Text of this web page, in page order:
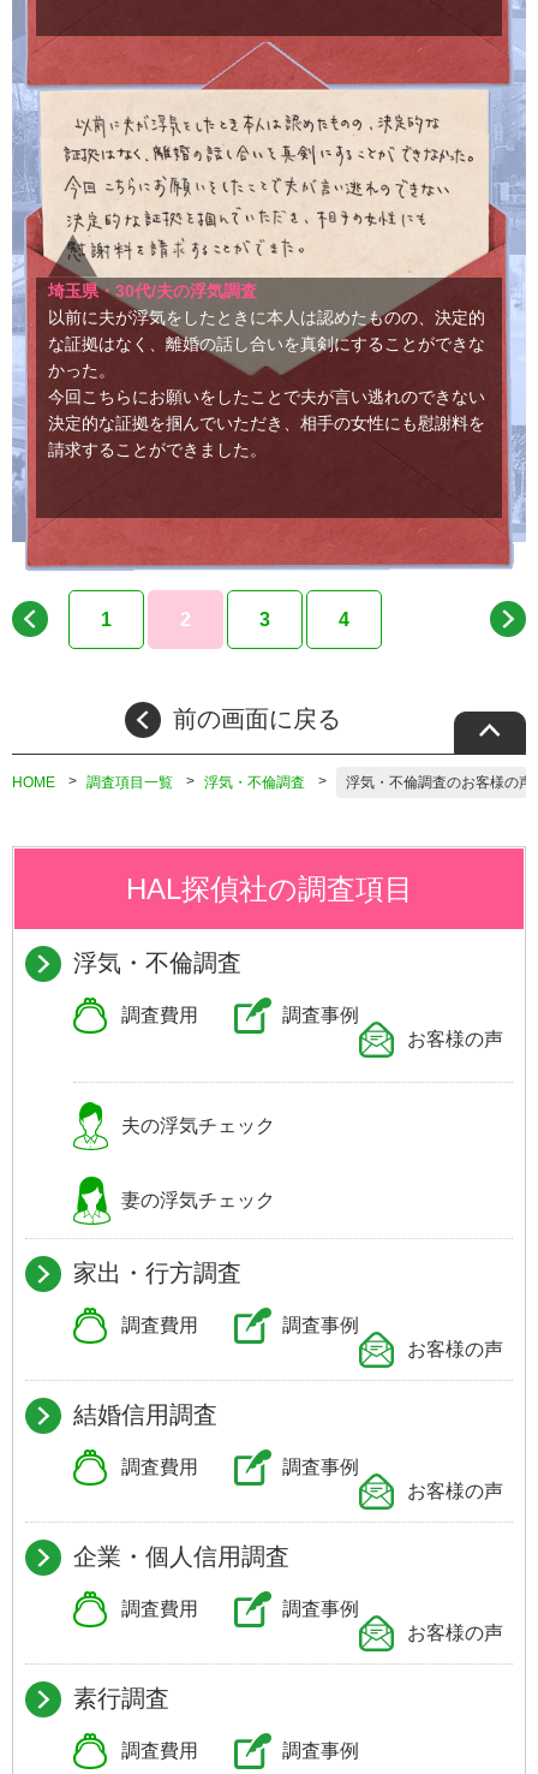
埼玉県・30代/夫の浮気調査
以前に夫が浮気をしたときに本人は認めたものの、決定的
な証拠はなく、離婚の話し合いを真剣にすることができな
かった。
今回こちらにお願いをしたことで夫が言い逃れのできない
決定的な証拠を掴んでいただき、相手の女性にも慰謝料を
請求することができました。
1 2 3 4
前の画面に戻る
HOME 調査項目一覧 浮気・不倫調査 浮気・不倫調査のお客様の声
HAL探偵社の調査項目
浮気・不倫調査
調査費用
調査事例
お客様の声
夫の浮気チェック
妻の浮気チェック
家出・行方調査
調査費用
調査事例
お客様の声
結婚信用調査
調査費用
調査事例
お客様の声
企業・個人信用調査
調査費用
調査事例
お客様の声
素行調査
調査費用 調査事例